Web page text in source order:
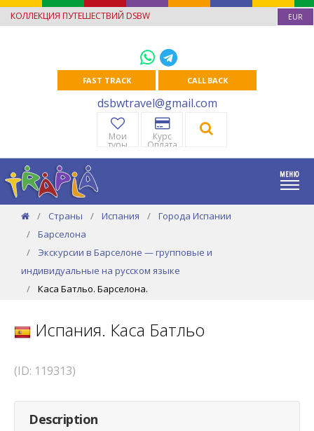
КОЛЛЕКЦИЯ ПУТЕШЕСТВИЙ DSBW EUR
FAST TRACK CALL BACK
dsbwtravel@gmail.com
Мои
туры
Курс
Оплата
Страны Испания
Города Испании
Барселона
Экскурсии в Барселоне — групповые и
индивидуальные на русском языке
Каса Батльо. Барселона.
Испания. Каса Батльо
(ID: 119313)
Description